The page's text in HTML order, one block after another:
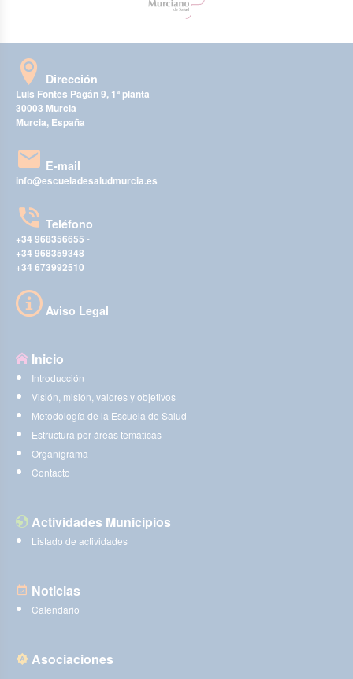
Dirección
Luis Fontes Pagán 9, 1ª planta
30003 Murcia
Murcia, España
E-mail
info@escueladesaludmurcia.es
Teléfono
+34 968356655 -
+34 968359348 -
+34 673992510
Aviso Legal
Inicio
Introducción
Visión, misión, valores y objetivos
Metodología de la Escuela de Salud
Estructura por áreas temáticas
Organigrama
Contacto
Actividades Municipios
Listado de actividades
Noticias
Calendario
Asociaciones